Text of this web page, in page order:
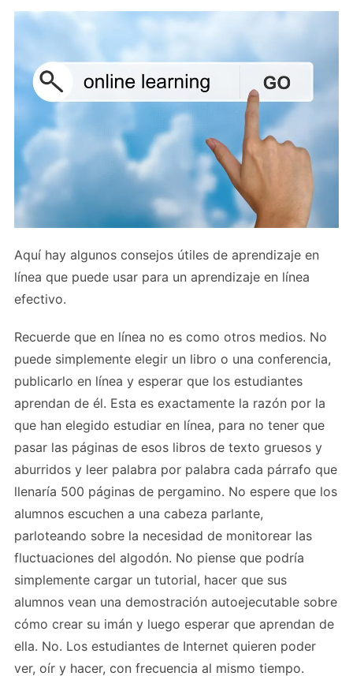
Aquí hay algunos consejos útiles de aprendizaje en
línea que puede usar para un aprendizaje en línea
efectivo.
Recuerde que en línea no es como otros medios. No
puede simplemente elegir un libro o una conferencia,
publicarlo en línea y esperar que los estudiantes
aprendan de él. Esta es exactamente la razón por la
que han elegido estudiar en línea, para no tener que
pasar las páginas de esos libros de texto gruesos y
aburridos y leer palabra por palabra cada párrafo que
llenaría 500 páginas de pergamino. No espere que los
alumnos escuchen a una cabeza parlante,
parloteando sobre la necesidad de monitorear las
fluctuaciones del algodón. No piense que podría
simplemente cargar un tutorial, hacer que sus
alumnos vean una demostración autoejecutable sobre
cómo crear su imán y luego esperar que aprendan de
ella. No. Los estudiantes de Internet quieren poder
ver, oír y hacer, con frecuencia al mismo tiempo.